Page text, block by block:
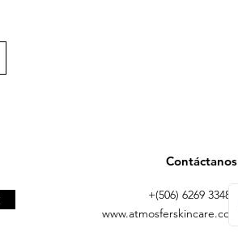
Contáctanos
+(506) 6269 3348 |
www.atmosferskincare.com